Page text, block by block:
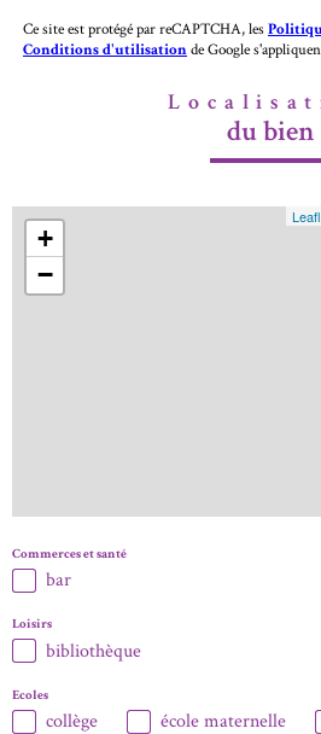
Ce site est protégé par reCAPTCHA, les
Conditions d'utilisationde Google
du bien
+
−
Commerces et santé
bar
Loisirs
bibliothèque
Ecoles
collège école maternelle